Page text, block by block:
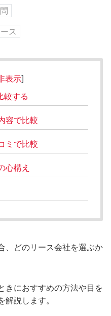
ス
表示]
較する
容で比較
ミで比較
心構え
、どのリース会社を選ぶか
きにおすすめの方法や目を
説します。